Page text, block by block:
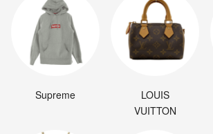
Supreme
LOUIS
VUITTON